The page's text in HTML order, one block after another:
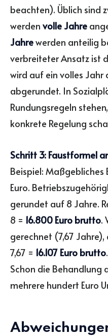
beachten). Üblich sind
werden volle Jahre
Jahrewerden anteilig
verbreiteter Ansatz ist
wird auf ein volles
abgerundet. In
Rundungsregeln
konkrete Regelung
Schritt 3: Faustformel
Beispiel:
Euro.
gerundet auf 8 Jahre.
8 = 16.800 Euro brutto.
gerechnet (7,67
7,67 = 16.107 Euro brutto
Schon die Behandlung
mehrere hundert Euro